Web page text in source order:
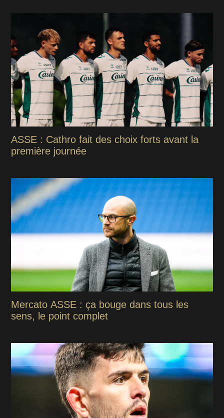
ASSE : Cathro fait des choix forts avant la
première journée
Mercato ASSE : ça bouge dans tous les
sens, le point complet